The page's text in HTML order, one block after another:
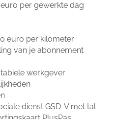
per gewerkte dag
euro per kilometer
van je abonnement
werkgever
dienst GSD-V met tal